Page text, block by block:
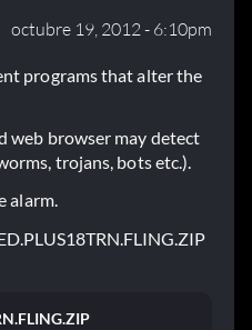
octubre 19, 2012 - 6:10pm
programs that alter the
web browser may detect
trojans, bots etc.).
alarm.